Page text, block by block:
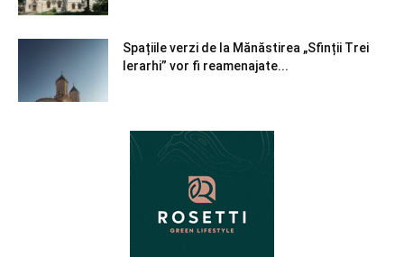
Spațiile verzi de la Mănăstirea „Sfinții Trei
Ierarhi” vor fi reamenajate...